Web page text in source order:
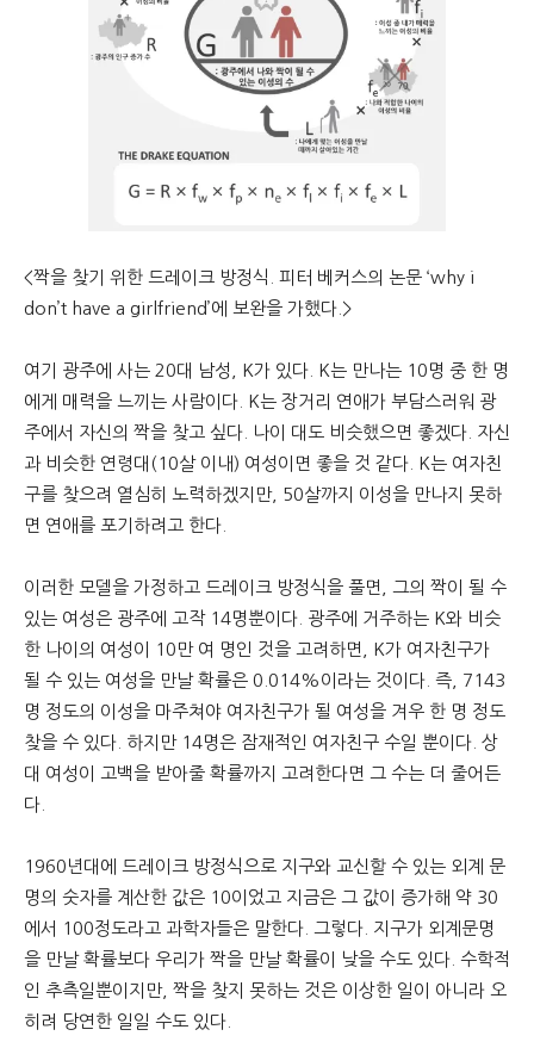
<짝을 찾기 위한 드레이크 방정식. 피터 베커스의 논문 ‘why i
don’t have a girlfriend’에 보완을 가했다.>
여기 광주에 사는 20대 남성, K가 있다. K는 만나는 10명 중 한 명
에게 매력을 느끼는 사람이다. K는 장거리 연애가 부담스러워 광
주에서 자신의 짝을 찾고 싶다. 나이 대도 비슷했으면 좋겠다. 자신
과 비슷한 연령대(10살 이내) 여성이면 좋을 것 같다. K는 여자친
구를 찾으려 열심히 노력하겠지만, 50살까지 이성을 만나지 못하
면 연애를 포기하려고 한다.
이러한 모델을 가정하고 드레이크 방정식을 풀면, 그의 짝이 될 수
있는 여성은 광주에 고작 14명뿐이다. 광주에 거주하는 K와 비슷
한 나이의 여성이 10만 여 명인 것을 고려하면, K가 여자친구가
될 수 있는 여성을 만날 확률은 0.014%이라는 것이다. 즉, 7143
명 정도의 이성을 마주쳐야 여자친구가 될 여성을 겨우 한 명 정도
찾을 수 있다. 하지만 14명은 잠재적인 여자친구 수일 뿐이다. 상
대 여성이 고백을 받아줄 확률까지 고려한다면 그 수는 더 줄어든
다.
1960년대에 드레이크 방정식으로 지구와 교신할 수 있는 외계 문
명의 숫자를 계산한 값은 10이었고 지금은 그 값이 증가해 약 30
에서 100정도라고 과학자들은 말한다. 그렇다. 지구가 외계문명
을 만날 확률보다 우리가 짝을 만날 확률이 낮을 수도 있다. 수학적
인 추측일뿐이지만, 짝을 찾지 못하는 것은 이상한 일이 아니라 오
히려 당연한 일일 수도 있다.